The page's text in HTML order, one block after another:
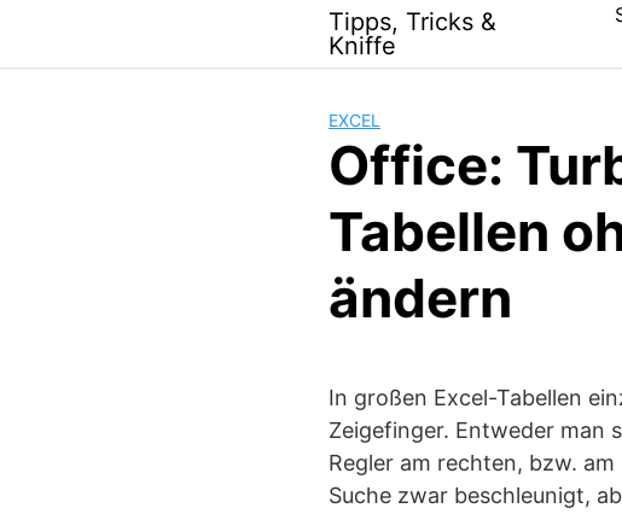
content
Tipps, Tricks &
Kniffe
EXCEL
Office:
Tabellen
ändern
In großen Excel-Tabellen
Zeigefinger. Entweder man
Regler am rechten, bzw.
Suche zwar beschleunigt,